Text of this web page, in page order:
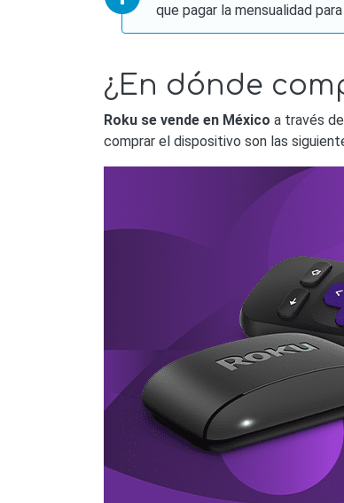
que pagar la mensualidad
¿En dónde
Roku se vende en México a través
comprar el dispositivo son las